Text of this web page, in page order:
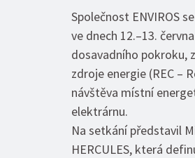
Společnost ENVIROS
ve dnech 12.–13.
dosavadního pokroku,
zdroje energie (REC –
návštěva místní
elektrárnu.
Na setkání představil
HERCULES, která